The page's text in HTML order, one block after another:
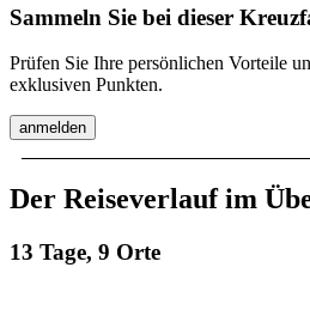
Sammeln Sie bei dieser
Prüfen Sie Ihre persönlichen Vorteile
exklusiven Punkten.
anmelden
Der Reiseverlauf im
13 Tage, 9 Orte